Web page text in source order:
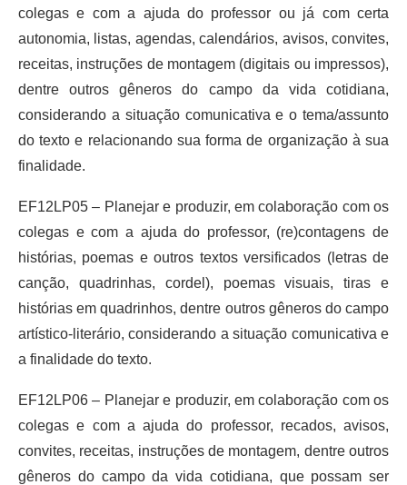
colegas e com a ajuda do professor ou já com certa
autonomia, listas, agendas, calendários, avisos, convites,
receitas, instruções de montagem (digitais ou impressos),
dentre outros gêneros do campo da vida cotidiana,
considerando a situação comunicativa e o tema/assunto
do texto e relacionando sua forma de organização à sua
finalidade.
EF12LP05 – Planejar e produzir, em colaboração com os
colegas e com a ajuda do professor, (re)contagens de
histórias, poemas e outros textos versificados (letras de
canção, quadrinhas, cordel), poemas visuais, tiras e
histórias em quadrinhos, dentre outros gêneros do campo
artístico-literário, considerando a situação comunicativa e
a finalidade do texto.
EF12LP06 – Planejar e produzir, em colaboração com os
colegas e com a ajuda do professor, recados, avisos,
convites, receitas, instruções de montagem, dentre outros
gêneros do campo da vida cotidiana, que possam ser